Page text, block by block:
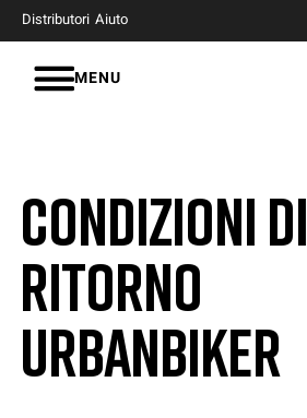
Distributori Aiuto
MENU
Condizioni di
ritorno
UrbanBiker